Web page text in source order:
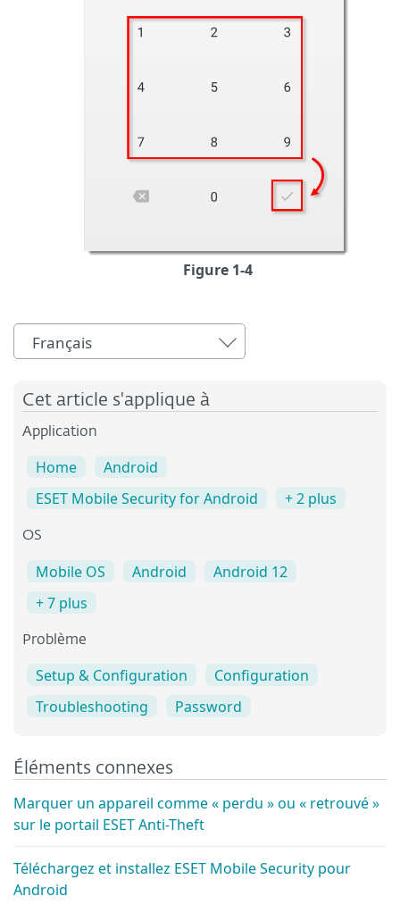
Figure 1-4
Français
Cet article s'applique à
Application
Home
Android
ESET Mobile Security for Android
+ 2 plus
OS
Mobile OS Android
Android 12
+ 7 plus
Problème
Setup & Configuration
Configuration
Troubleshooting
Password
Éléments connexes
Marquer un appareil comme « perdu » ou « retrouvé »
sur le portail ESET Anti-Theft
Téléchargez et installez ESET Mobile Security pour
Android